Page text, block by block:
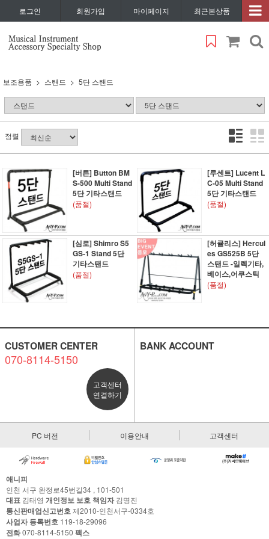
로그인 회원가입 마이페이지 최근본상품
보조용품 스탠드 5단 스탠드
정렬
[버튼] Button BM
S-500 Multi Stand
5단 기타스탠드
(품절)
[루센트] Lucent L
C-05 Multi Stand
5단 기타스탠드
(품절)
[심로] Shimro S5
GS-1 Stand 5단
기타스탠드
(품절)
[허큘리스] Hercul
es GS525B 5단
스탠드 -일렉기타,
베이스,어쿠스틱
(품절)
CUSTOMER CENTER
070-8114-5150
고객센터
연결하기
BANK ACCOUNT
PC 버전 이용안내 고객센터
애니피
인천 서구 완정로45번길34 , 101-501
대표 김태영 개인정보 보호 책임자김명진
통신판매업신고번호제2010-인천서구-0334호
사업자 등록번호 119-18-29096
전화070-8114-5150 팩스